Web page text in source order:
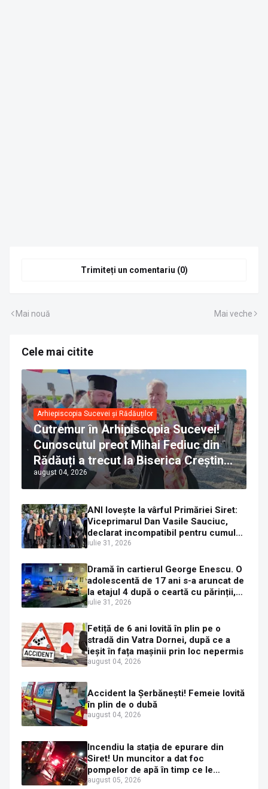
Trimiteți un comentariu (0)
Mai nouă Mai veche
Cele mai citite
Arhiepiscopia Sucevei și Rădăuților
Cutremur în Arhipiscopia Sucevei!
Cunoscutul preot Mihai Fediuc din
Rădăuți a trecut la Biserica Creștină
Ortodoxă Valahă. ÎPS Calinic anunță
că îi pregătește judecata canonică
august 04, 2026
ANI lovește la vârful Primăriei Siret:
Viceprimarul Dan Vasile Sauciuc,
declarat incompatibil pentru cumul
de funcții
iulie 31, 2026
Dramă în cartierul George Enescu. O
adolescentă de 17 ani s-a aruncat de
la etajul 4 după o ceartă cu părinții,
pe fondul consumului de alcool în
iulie 31, 2026
Fetiță de 6 ani lovită în plin pe o
stradă din Vatra Dornei, după ce a
ieșit în fața mașinii prin loc nepermis
august 04, 2026
Accident la Șerbănești! Femeie lovită
în plin de o dubă
august 04, 2026
Incendiu la stația de epurare din
Siret! Un muncitor a dat foc
pompelor de apă în timp ce le
alimenta cu combustibil
august 05, 2026